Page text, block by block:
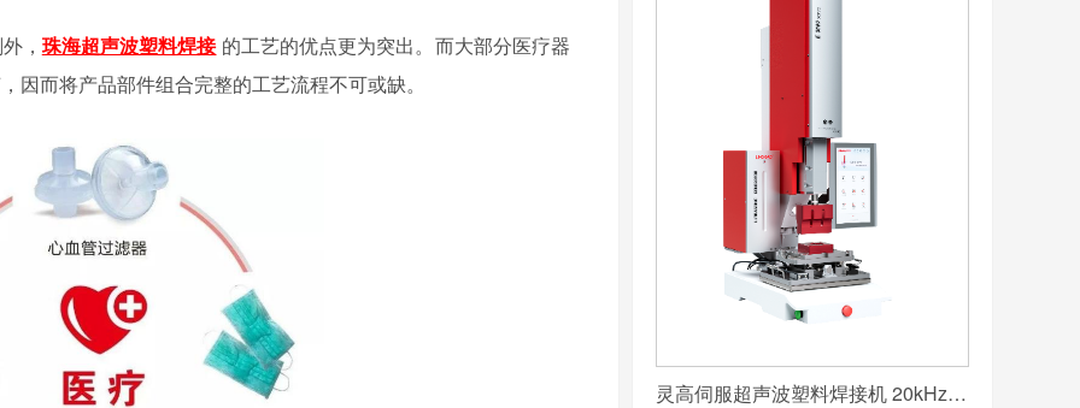
， 珠海超声波塑料焊接 的工艺的优点更为突出。而大部分医疗器
而将产品部件组合完整的工艺流程不可或缺。
灵高伺服超声波塑料焊接机 20kHz 2000/3000W K3000 Servo